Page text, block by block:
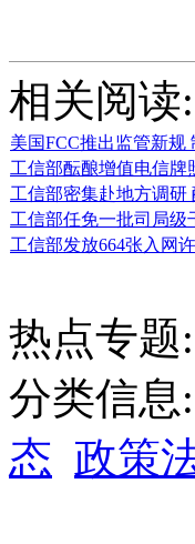
相关阅读:
美国FCC推出监管新规
工信部酝酿增值电信牌
工信部密集赴地方调研
工信部任免一批司局级
工信部发放664张入网
热点专题:
分类信息:
态 政策